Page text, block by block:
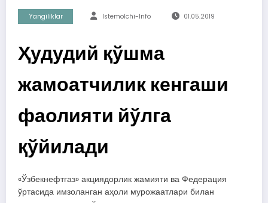
Yangiliklar Istemolchi-Info 01.05.2019
Ҳудудий қўшма
жамоатчилик кенгаши
фаолияти йўлга
қўйилади
«Ўзбекнефтгаз» акциядорлик жамияти ва Федерация
ўртасида имзоланган аҳоли мурожаатлари билан